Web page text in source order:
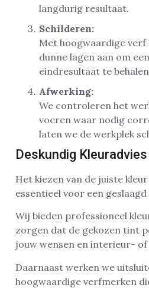
langdurig resultaat.
Schilderen:
Met hoogwaardige
dunne lagen aan om
eindresultaat te
Afwerking:
We controleren het
voeren waar nodig
laten we de werkplek
Deskundig
Het kiezen van de juiste
essentieel voor een
Wij bieden professioneel
zorgen dat de gekozen tint
jouw wensen en interieur-
Daarnaast werken we
hoogwaardige verfmerken